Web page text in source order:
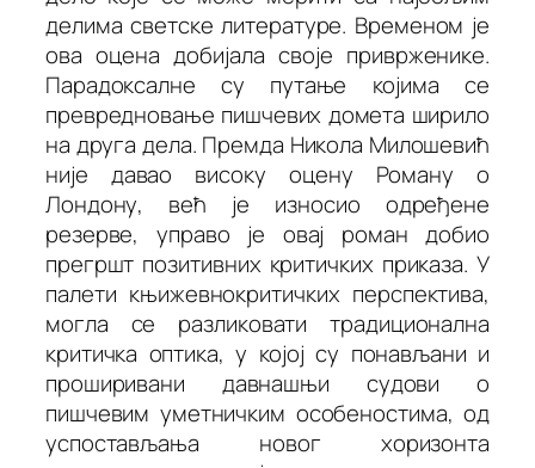
делима светске литературе. Временом је
ова оцена добијала своје приврженике.
Парадоксалне су путање којима се
превредновање пишчевих домета ширило
на друга дела. Премда Никола Милошевић
није давао високу оцену Роману о
Лондону, већ је износио одређене
резерве, управо је овај роман добио
прегршт позитивних критичких приказа. У
палети књижевнокритичких перспектива,
могла се разликовати традиционална
критичка оптика, у којој су понављани и
проширивани давнашњи судови о
пишчевим уметничким особеностима, од
успостављања новог хоризонта